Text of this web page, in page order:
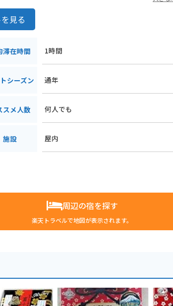
見る
滞在時間 1時間
シーズン 通年
スメ人数 何人でも
施設 屋内
周辺の宿を探す
楽天トラベルで地図が表示されます。